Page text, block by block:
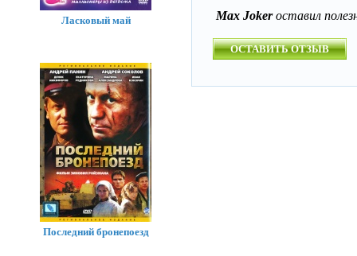
Max Jokerоставил
ОСТАВИТЬ ОТЗЫВ
Ласковый май
Последний бронепоезд